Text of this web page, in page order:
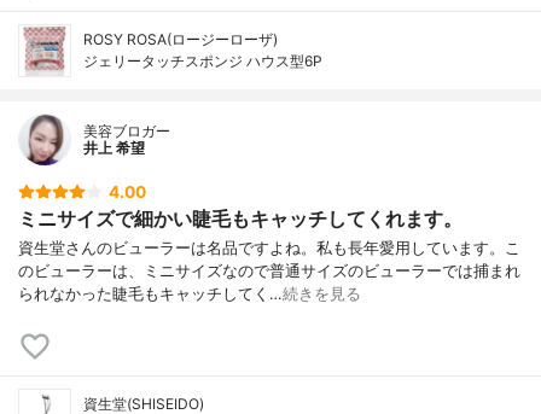
ROSY ROSA(ロージーローザ)
ジェリータッチスポンジ ハウス型6P
美容ブロガー
井上 希望
4.00
ミニサイズで細かい睫毛もキャッチしてくれます。
資生堂さんのビューラーは名品ですよね。私も長年愛用しています。こ
のビューラーは、ミニサイズなので普通サイズのビューラーでは捕まれ
られなかった睫毛もキャッチしてく…続きを見る
資生堂(SHISEIDO)